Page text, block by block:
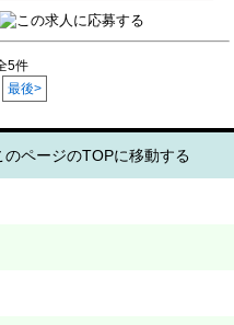
5件
最後>
のページのTOPに移動する